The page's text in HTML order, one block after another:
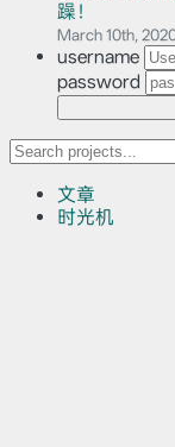
躁！
March 10th,
username
password
文章
时光机